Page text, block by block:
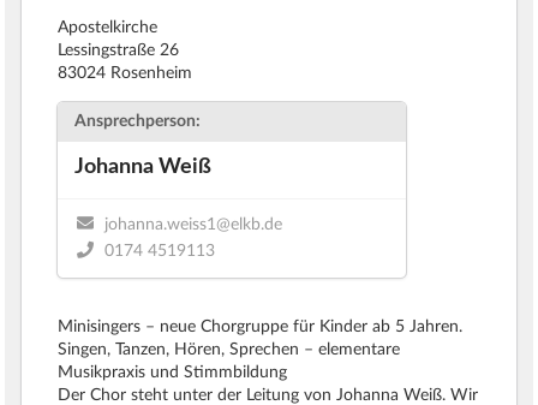
Apostelkirche
Lessingstraße 26
83024 Rosenheim
Ansprechperson:
Johanna Weiß
johanna.weiss1@elkb.de
0174 4519113
Minisingers – neue Chorgruppe für Kinder ab 5 Jahren.
Singen, Tanzen, Hören, Sprechen – elementare
Musikpraxis und Stimmbildung
Der Chor steht unter der Leitung von Johanna Weiß. Wir